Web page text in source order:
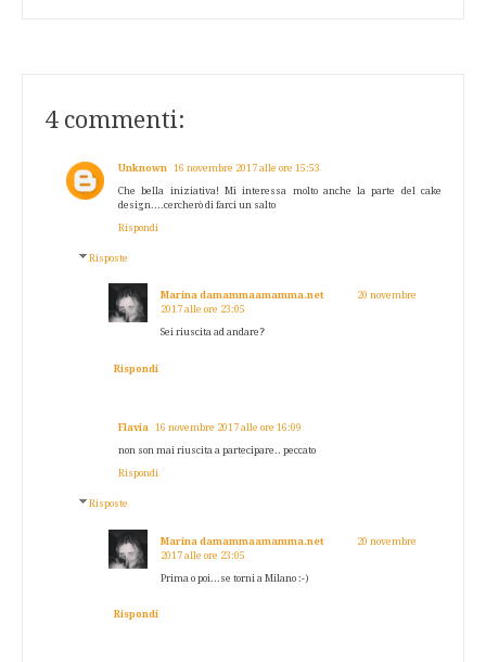
4 commenti:
Unknown 16 novembre 2017 alle ore 15:53
Che bella iniziativa! Mi interessa molto anche la parte del cake
design....cercherò di farci un salto
Rispondi
Risposte
Marina damammaamamma.net
20 novembre
2017 alle ore 23:05
Sei riuscita ad andare?
Rispondi
Flavia 16 novembre 2017 alle ore 16:09
non son mai riuscita a partecipare.. peccato
Rispondi
Risposte
Marina damammaamamma.net
20 novembre
2017 alle ore 23:05
Prima o poi...se torni a Milano :-)
Rispondi